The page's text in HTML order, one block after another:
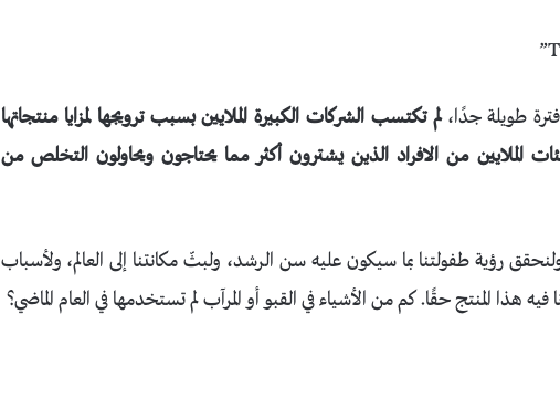
طويلة جدًا،لم تكتسب الشركات الكبيرة الملايين بسبب ترويجها لمزايا منتجاتها
من الافراد الذين يشترون أكثر مما يحتاجون ويحاولون التخلص من
رؤية طفولتنا بما سيكون عليه سن الرشد، ولبثّ مكانتنا إلى العالم، ولأسباب
فيه هذا المنتج حقًا. كم من الأشياء في القبو أو المرآب لم تستخدمها في العام الماضي؟